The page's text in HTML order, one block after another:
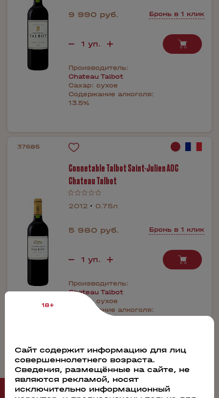
9 990 руб. Бронь в 1 клик
Производитель:
Chateau Talbot
Сахар: сухое
Содержание алкоголя:
13.5%
37685
Connetable Talbot Saint-Julien AOC
Chateau Talbot
2012 0.75л
5 980 руб. Бронь в 1 клик
Производитель:
Chateau Talbot
Сахар: сухое
Содержание алкоголя:
Рекомендуем
18+
Сайт содержит информацию для лиц
совершеннолетнего возраста.
Сведения, размещённые на сайте, не
являются рекламой, носят
исключительно информационный